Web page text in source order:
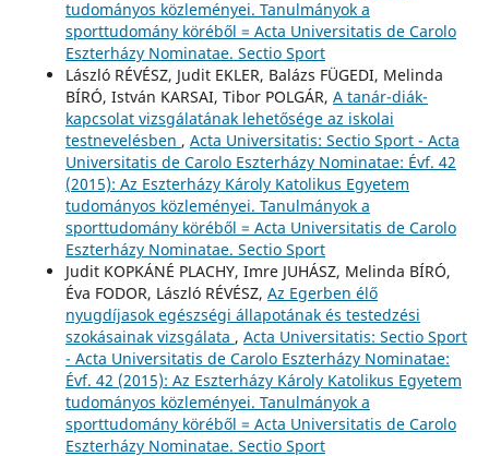
tudományos közleményei. Tanulmányok a
sporttudomány köréből = Acta Universitatis de Carolo
Eszterházy Nominatae. Sectio Sport
László RÉVÉSZ, Judit EKLER, Balázs FÜGEDI, Melinda
BÍRÓ, István KARSAI, Tibor POLGÁR, A tanár-diák-
kapcsolat vizsgálatának lehetősége az iskolai
testnevelésben , Acta Universitatis: Sectio Sport - Acta
Universitatis de Carolo Eszterházy Nominatae: Évf. 42
(2015): Az Eszterházy Károly Katolikus Egyetem
tudományos közleményei. Tanulmányok a
sporttudomány köréből = Acta Universitatis de Carolo
Eszterházy Nominatae. Sectio Sport
Judit KOPKÁNÉ PLACHY, Imre JUHÁSZ, Melinda BÍRÓ,
Éva FODOR, László RÉVÉSZ, Az Egerben élő
nyugdíjasok egészségi állapotának és testedzési
szokásainak vizsgálata , Acta Universitatis: Sectio Sport
- Acta Universitatis de Carolo Eszterházy Nominatae:
Évf. 42 (2015): Az Eszterházy Károly Katolikus Egyetem
tudományos közleményei. Tanulmányok a
sporttudomány köréből = Acta Universitatis de Carolo
Eszterházy Nominatae. Sectio Sport